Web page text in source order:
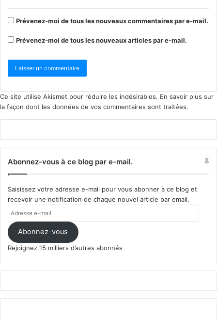
Prévenez-moi de tous les nouveaux commentaires par e-mail.
Prévenez-moi de tous les nouveaux articles par e-mail.
Ce site utilise Akismet pour réduire les indésirables. En savoir plus sur
la façon dont les données de vos commentaires sont traitées.
Abonnez-vous à ce blog par e-mail.
Saisissez votre adresse e-mail pour vous abonner à ce blog et
recevoir une notification de chaque nouvel article par email.
mail Abonnez-vous
Rejoignez 15 milliers d’autres abonnés